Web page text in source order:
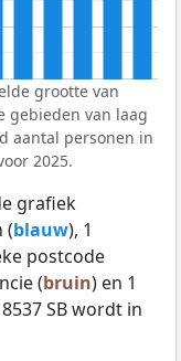
grootte van
gebieden van laag
aantal personen in
2025.
grafiek
(blauw), 1
postcode
(bruin) en 1
SB wordt in